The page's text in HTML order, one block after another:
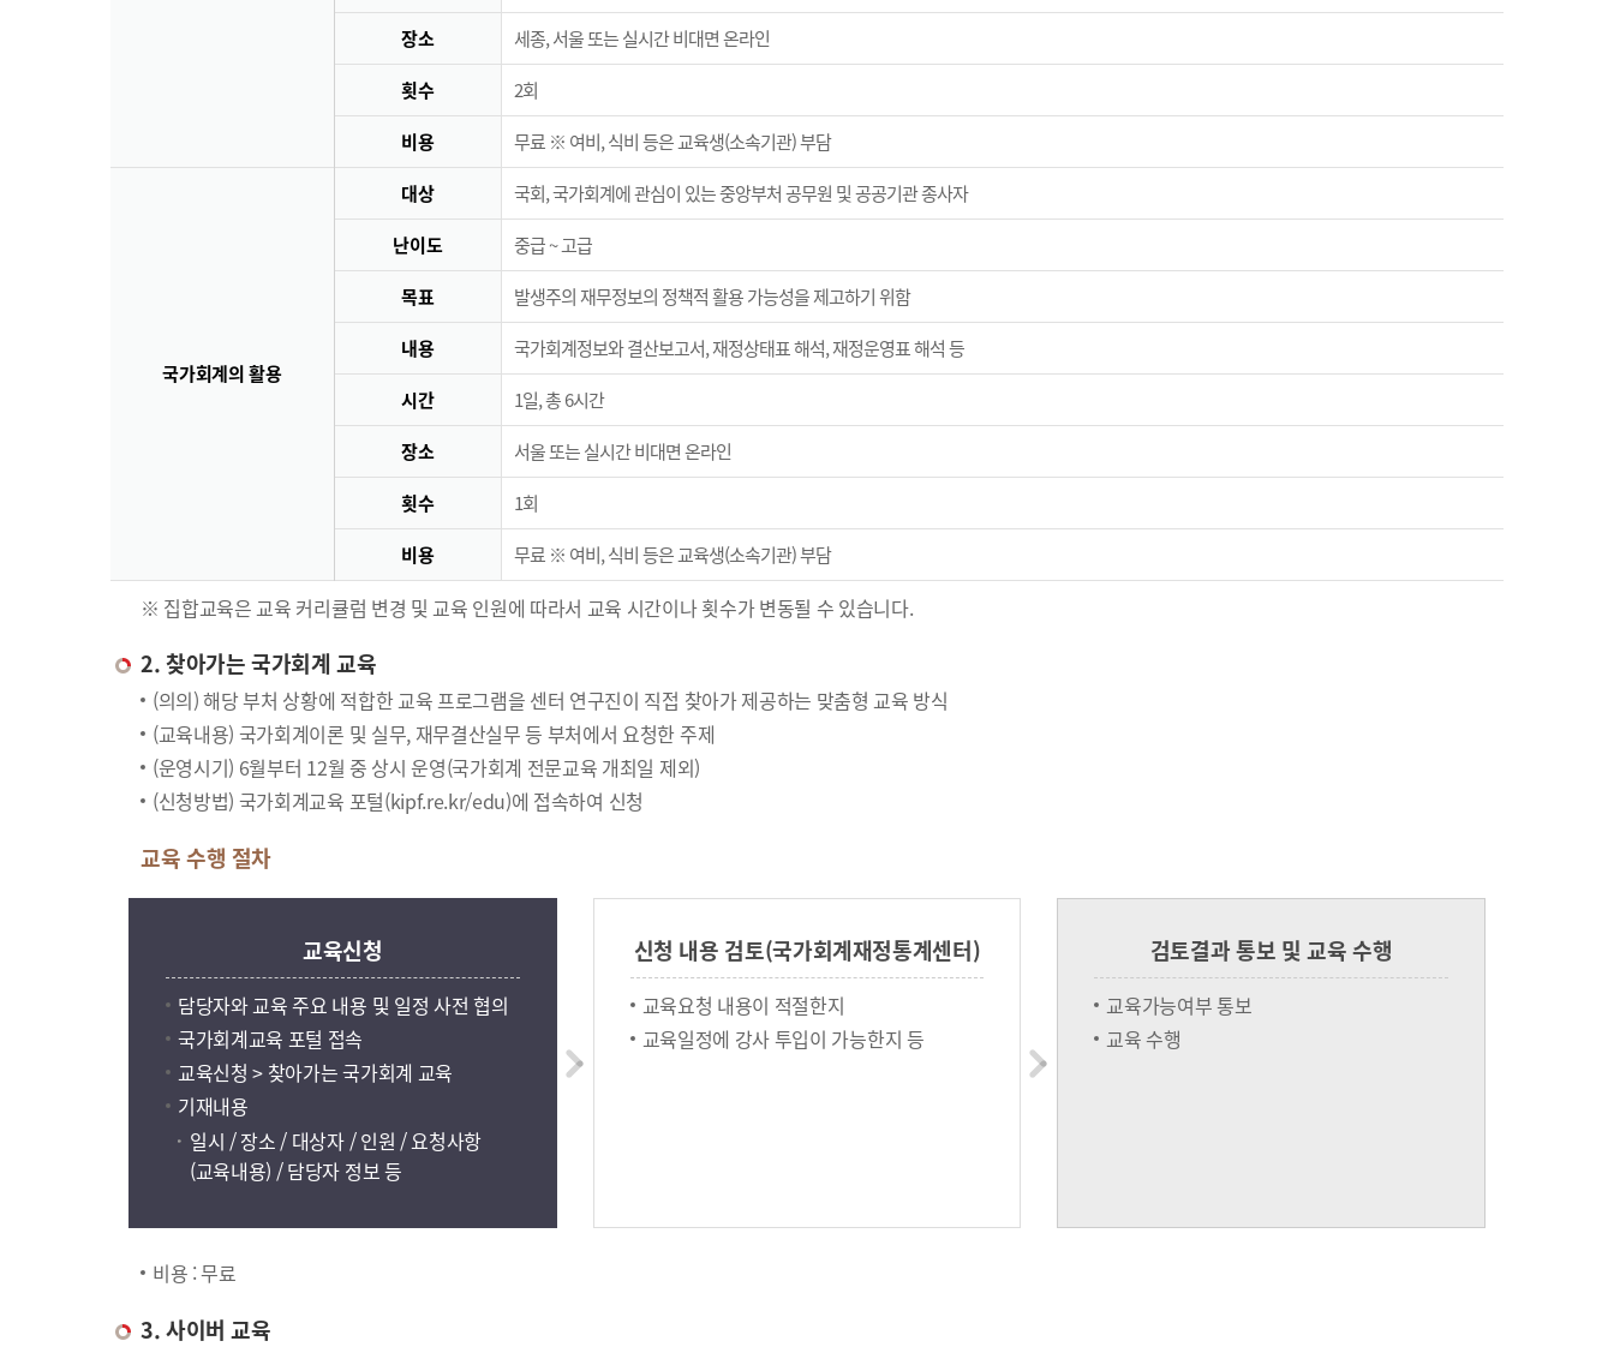
장소 세종, 서울 또는 실시간 비대면 온라인
횟수 2회
비용 무료 ※ 여비, 식비 등은 교육생(소속기관) 부담
국가회계의 활용
대상 국회, 국가회계에 관심이 있는 중앙부처 공무원 및 공공기관 종사자
난이도 중급 ~ 고급
목표 발생주의 재무정보의 정책적 활용 가능성을 제고하기 위함
내용 국가회계정보와 결산보고서, 재정상태표 해석, 재정운영표 해석 등
시간 1일, 총 6시간
장소 서울 또는 실시간 비대면 온라인
횟수 1회
비용 무료 ※ 여비, 식비 등은 교육생(소속기관) 부담
※ 집합교육은 교육 커리큘럼 변경 및 교육 인원에 따라서 교육 시간이나 횟수가 변동될 수 있습니다.
2. 찾아가는 국가회계 교육
(의의) 해당 부처 상황에 적합한 교육 프로그램을 센터 연구진이 직접 찾아가 제공하는 맞춤형 교육 방식
(교육내용) 국가회계이론 및 실무, 재무결산실무 등 부처에서 요청한 주제
(운영시기) 6월부터 12월 중 상시 운영(국가회계 전문교육 개최일 제외)
(신청방법) 국가회계교육 포털(kipf.re.kr/edu)에 접속하여 신청
교육 수행 절차
교육신청
담당자와 교육 주요 내용 및 일정 사전 협의
국가회계교육 포털 접속
교육신청 > 찾아가는 국가회계 교육
기재내용
일시 / 장소 / 대상자 / 인원 / 요청사항
(교육내용) / 담당자 정보 등
신청 내용 검토(국가회계재정통계센터)
교육요청 내용이 적절한지
교육일정에 강사 투입이 가능한지 등
검토결과 통보 및 교육 수행
교육가능여부 통보
교육 수행
비용 : 무료
3. 사이버 교육